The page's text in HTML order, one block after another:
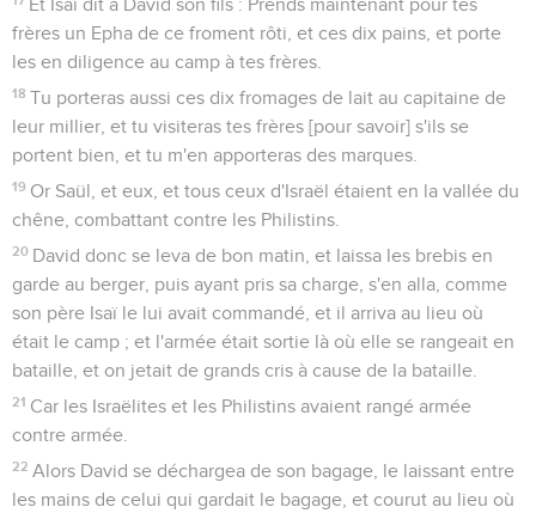
Et Isaï dit à David son fils : Prends maintenant pour tes
frères un Epha de ce froment rôti, et ces dix pains, et porte
les en diligence au camp à tes frères.
18 Tu porteras aussi ces dix fromages de lait au capitaine de
leur millier, et tu visiteras tes frères [pour savoir] s'ils se
portent bien, et tu m'en apporteras des marques.
19 Or Saül, et eux, et tous ceux d'Israël étaient en la vallée du
chêne, combattant contre les Philistins.
20 David donc se leva de bon matin, et laissa les brebis en
garde au berger, puis ayant pris sa charge, s'en alla, comme
son père Isaï le lui avait commandé, et il arriva au lieu où
était le camp ; et l'armée était sortie là où elle se rangeait en
bataille, et on jetait de grands cris à cause de la bataille.
21 Car les Israëlites et les Philistins avaient rangé armée
contre armée.
22 Alors David se déchargea de son bagage, le laissant entre
les mains de celui qui gardait le bagage, et courut au lieu où